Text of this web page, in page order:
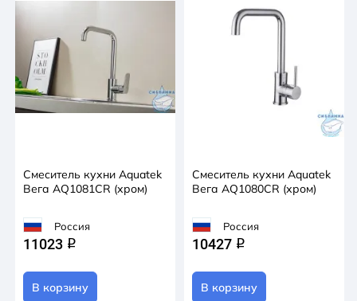
Смеситель кухни Aquatek
Вега AQ1081CR (хром)
Россия
11023 q
В корзину
Смеситель кухни Aquatek
Вега AQ1080CR (хром)
Россия
10427 q
В корзину